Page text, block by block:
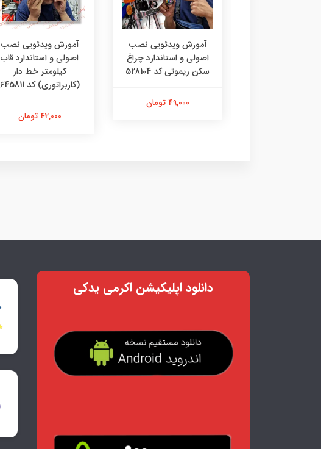
آموزش ویدئویی نصب
اصولی و استاندارد چراغ
سکن ریموتی کد 528104
49,000 تومان
آموزش ویدئویی نصب
اصولی و استاندارد قاب
کیلومتر خط دار
(کاربراتوری) کد 645811
42,000 تومان
دانلود اپلیکیشن اکرمی یدکی